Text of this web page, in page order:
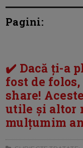
Pagini:
✔️ Dacă ți-a
fost de
share!
utile și altor
mulțumim